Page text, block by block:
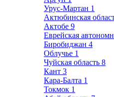
Урус-Мартан 1
Актюбинская
Актобе 9
Еврейская
Биробиджан 4
Облучье 1
Чуйская область 8
Кант 3
Кара-Балта 1
Токмок 1